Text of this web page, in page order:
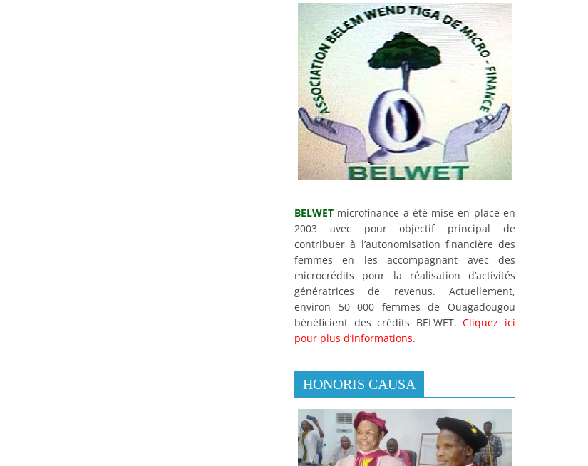
BELWET microfinance a été mise en place en
2003 avec pour objectif principal de
contribuer à l’autonomisation financière des
femmes en les accompagnant avec des
microcrédits pour la réalisation d’activités
génératrices de revenus. Actuellement,
environ 50 000 femmes de Ouagadougou
bénéficient des crédits BELWET.Cliquez ici
pour plus d’informations.
HONORIS CAUSA